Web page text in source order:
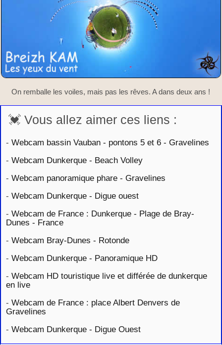
On remballe les voiles, mais pas les rêves. A dans deux ans !
💓 Vous allez aimer ces liens :
- Webcam bassin Vauban - pontons 5 et 6 - Gravelines
- Webcam Dunkerque - Beach Volley
- Webcam panoramique phare - Gravelines
- Webcam Dunkerque - Digue ouest
- Webcam de France : Dunkerque - Plage de Bray-
Dunes - France
- Webcam Bray-Dunes - Rotonde
- Webcam Dunkerque - Panoramique HD
- Webcam HD touristique live et différée de dunkerque
en live
- Webcam de France : place Albert Denvers de
Gravelines
- Webcam Dunkerque - Digue Ouest